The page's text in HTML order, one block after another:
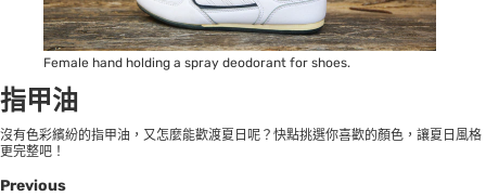
Female hand holding a spray deodorant for shoes.
指甲油
沒有色彩繽紛的指甲油，又怎麼能歡渡夏日呢？快點挑選你喜歡的顏色，讓夏日風格
更完整吧！
Previous